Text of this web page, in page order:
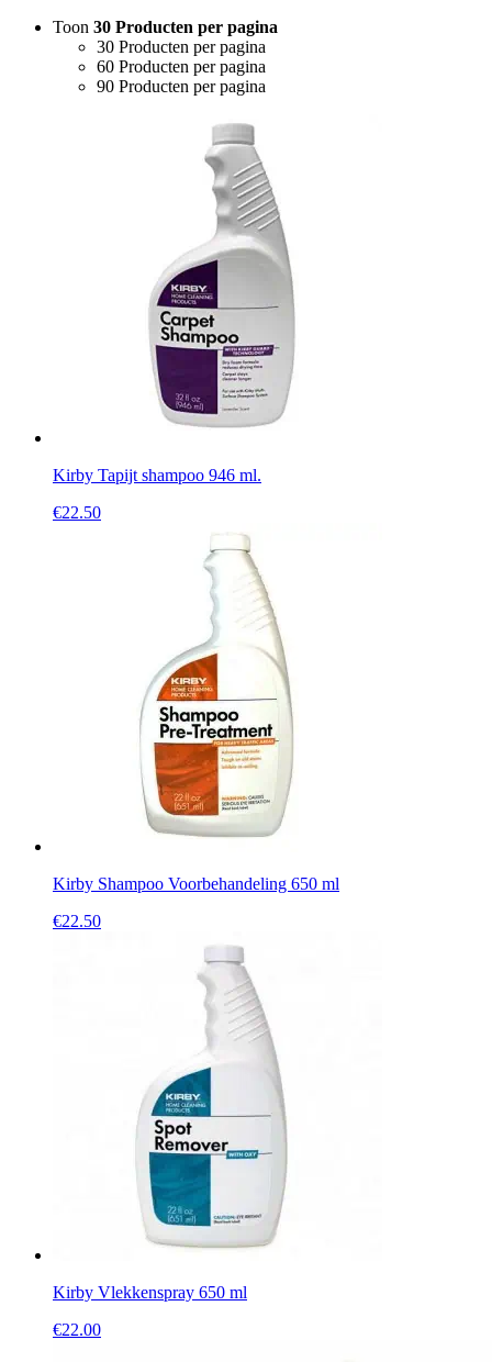
Toon 30 Producten per pagina
30 Producten per pagina
60 Producten per pagina
90 Producten per pagina
Kirby Tapijt shampoo 946 ml.
€22.50
Kirby Shampoo Voorbehandeling 650 ml
€22.50
Kirby Vlekkenspray 650 ml
€22.00